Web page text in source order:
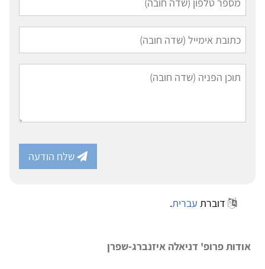
שלח הודעה
דוברת עברית.
אודות פרופ' דניאלה איזנברג-שפרן